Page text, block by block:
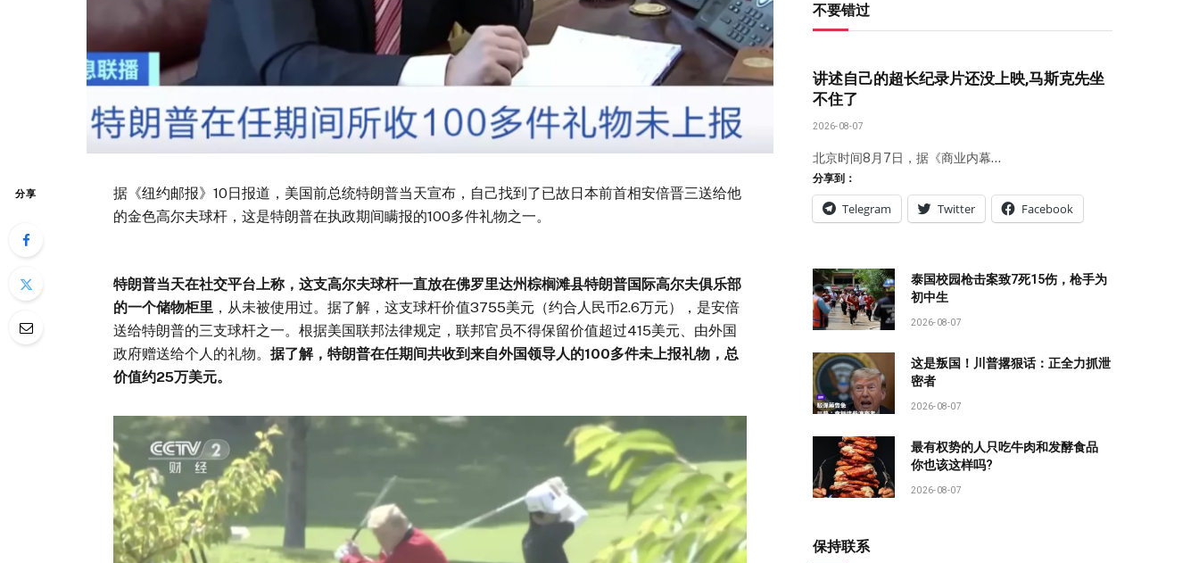
分享
据《纽约邮报》10日报道，美国前总统特朗普当天宣布，自己找到了已故日本前首相安倍晋三送给他
的金色高尔夫球杆，这是特朗普在执政期间瞒报的100多件礼物之一。
特朗普当天在社交平台上称，这支高尔夫球杆一直放在佛罗里达州棕榈滩县特朗普国际高尔夫俱乐部
的一个储物柜里 ，从未被使用过。据了解，这支球杆价值3755美元（约合人民币2.6万元），是安倍
送给特朗普的三支球杆之一。根据美国联邦法律规定，联邦官员不得保留价值超过415美元、由外国
政府赠送给个人的礼物。据了解，特朗普在任期间共收到来自外国领导人的100多件未上报礼物，总
价值约25万美元。
不要错过
讲述自己的超长纪录片还没上映,马斯克先坐
不住了
2026-08-07
北京时间8月7日，据《商业内幕…
分享到：
Telegram Twitter Facebook
泰国校园枪击案致7死15伤，枪手为
初中生
2026-08-07
这是叛国！川普撂狠话：正全力抓泄
密者
2026-08-07
最有权势的人只吃牛肉和发酵食品
你也该这样吗?
2026-08-07
保持联系